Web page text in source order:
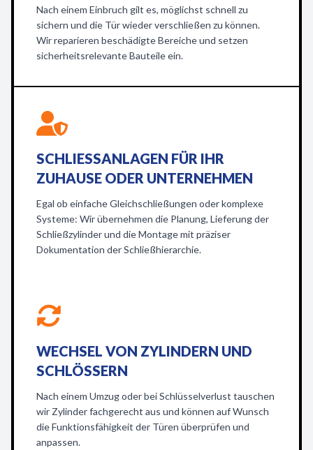
Nach einem Einbruch gilt es, möglichst schnell zu
sichern und die Tür wieder verschließen zu können.
Wir reparieren beschädigte Bereiche und setzen
sicherheitsrelevante Bauteile ein.
SCHLIESSANLAGEN FÜR IHR Z
UHAUSE ODER UNTERNEHMEN
Egal ob einfache Gleichschließungen oder komplexe
Systeme: Wir übernehmen die Planung, Lieferung der
Schließzylinder und die Montage mit präziser
Dokumentation der Schließhierarchie.
WECHSEL VON ZYLINDERN UND
SCHLÖSSERN
Nach einem Umzug oder bei Schlüsselverlust tauschen
wir Zylinder fachgerecht aus und können auf Wunsch
die Funktionsfähigkeit der Türen überprüfen und
anpassen.